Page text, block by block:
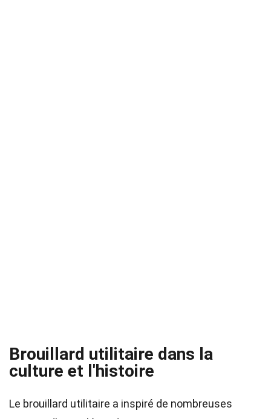
Brouillard utilitaire dans la
culture et l'histoire
Le brouillard utilitaire a inspiré de nombreuses